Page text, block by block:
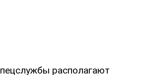
располагают